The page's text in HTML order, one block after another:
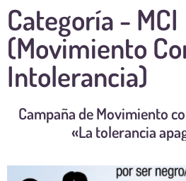
Categoría - MCI
(Movimiento
Intolerancia)
Campaña de Movimiento
«La tolerancia